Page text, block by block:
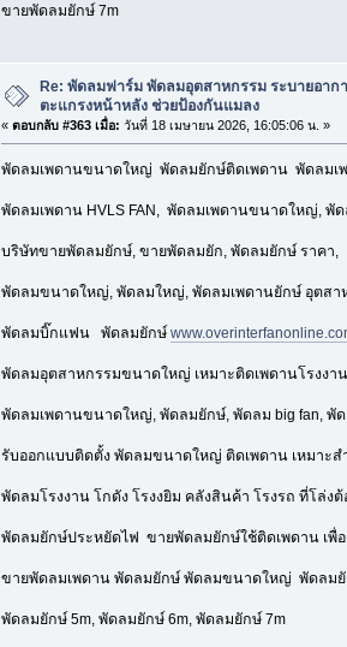
ขายพัดลมยักษ์ 7m
Re: พัดลมฟาร์ม พัดลมอุตสาหกรรม ระบายอาก
ตะแกรงหน้าหลัง ช่วยป้องกันแมลง
« ตอบกลับ #363 เมื่อ: วันที่ 18 เมษายน 2026, 16:05:06 น. »
พัดลมเพดานขนาดใหญ่ พัดลมยักษ์ติดเพดาน พัดลมเ
พัดลมเพดาน HVLS FAN, พัดลมเพดานขนาดใหญ่, พัด
บริษัทขายพัดลมยักษ์, ขายพัดลมยัก, พัดลมยักษ์ ราคา,
พัดลมขนาดใหญ่, พัดลมใหญ่, พัดลมเพดานยักษ์ อุตสา
พัดลมบิ๊กแฟน พัดลมยักษ์
พัดลมอุตสาหกรรมขนาดใหญ่ เหมาะติดเพดานโรงงาน
พัดลมเพดานขนาดใหญ่, พัดลมยักษ์, พัดลม big fan, พั
รับออกแบบติดตั้ง พัดลมขนาดใหญ่ ติดเพดาน เหมาะส
พัดลมโรงงาน โกดัง โรงงยิม คลังสินค้า โรงรถ ที่โล่ง
พัดลมยักษ์ประหยัดไฟ ขายพัดลมยักษ์ใช้ติดเพดาน เพื่
ขายพัดลมเพดาน พัดลมยักษ์ พัดลมขนาดใหญ่ พัดลม
พัดลมยักษ์ 5m, พัดลมยักษ์ 6m, พัดลมยักษ์ 7m